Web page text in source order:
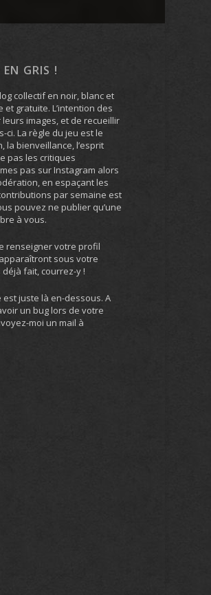
GRIS !
collectif en noir, blanc et
et gratuite. L’intention des
images, et de recueillir
ci. La règle du jeu est le
la bienveillance, l’esprit
pas les critiques
pas sur Instagram alors
en espaçant les
par semaine est
pouvez ne publier qu’une
à vous.
renseigner votre profil
sous votre
déjà fait, courrez-y !
est juste là en-dessous. A
un bug lors de votre
moi un mail à